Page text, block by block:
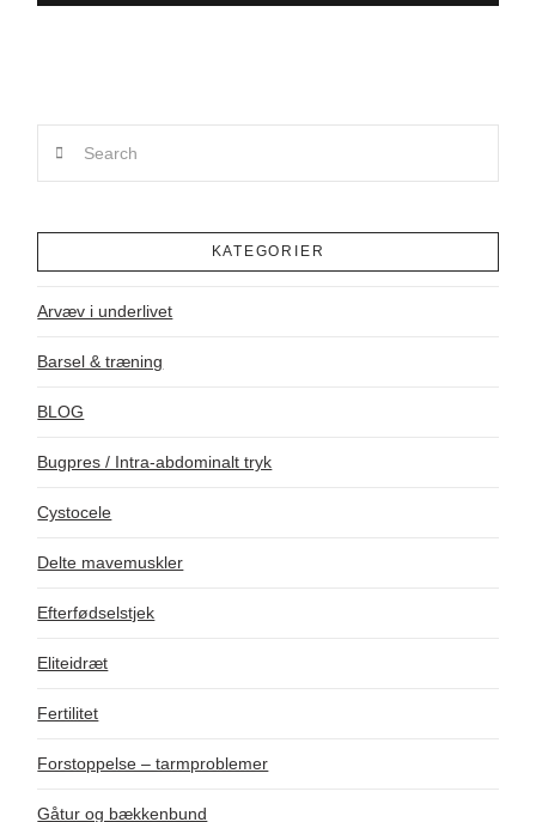
KATEGORIER
Arvæv i underlivet
Barsel & træning
BLOG
Bugpres / Intra-abdominalt tryk
Cystocele
Delte mavemuskler
Efterfødselstjek
Eliteidræt
Fertilitet
Forstoppelse – tarmproblemer
Gåtur og bækkenbund